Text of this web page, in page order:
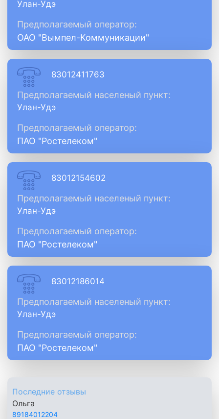
Улан-Удэ
Предполагаемый оператор:
ОАО "Вымпел-Коммуникации"
83012411763
Предполагаемый населеный пункт:
Улан-Удэ
Предполагаемый оператор:
ПАО "Ростелеком"
83012154602
Предполагаемый населеный пункт:
Улан-Удэ
Предполагаемый оператор:
ПАО "Ростелеком"
83012186014
Предполагаемый населеный пункт:
Улан-Удэ
Предполагаемый оператор:
ПАО "Ростелеком"
Последние отзывы
Ольга
89184012204